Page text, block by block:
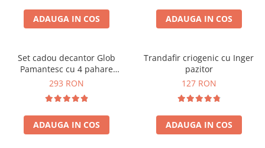
Cadouri Fete
Pentru Copilul din tine
Cadouri de Casa Noua
Cadouri Majorat
Cadouri pentru Nasi
Cadouri pentru Bunici
Cadouri pentru Prieteni
Cani si Termosuri
Jocuri si Puzzle
Seturi de caligrafie
Cadouri Sfantul Alexandru
Cadouri Constantin si Elena
Cadouri Sfanta Maria
Cadouri Sfintii Mihail si Gavriil
ADAUGA IN COS ADAUGA IN COS
Set cadou decantor Glob
Pamantesc cu 4 pahare
Deluxe
293 RON
ADAUGA IN COS
Trandafir criogenic cu Inger
pazitor
127 RON
ADAUGA IN COS